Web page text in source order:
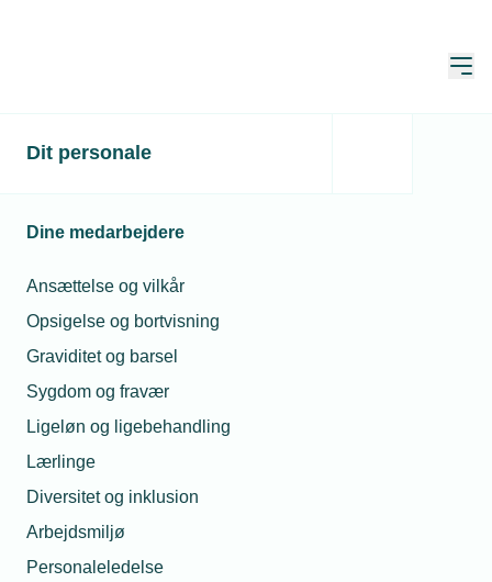
Dit personale
Dine medarbejdere
Ansættelse og vilkår
Opsigelse og bortvisning
Graviditet og barsel
Sygdom og fravær
Ligeløn og ligebehandling
Lærlinge
Diversitet og inklusion
Arbejdsmiljø
Personaleledelse
Graviditet og barsel
fødslen af et barn: Graviditetsorlov, barselsorlov,
forældreorlov og fædreorlov.